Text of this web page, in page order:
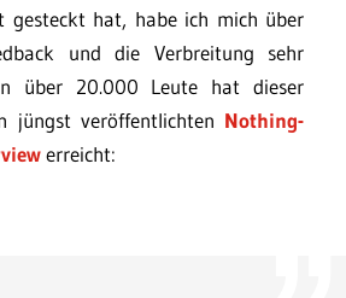
gesteckt hat, habe ich mich über
und die Verbreitung sehr
über 20.000 Leute hat dieser
jüngst veröffentlichten Nothing-
erreicht: